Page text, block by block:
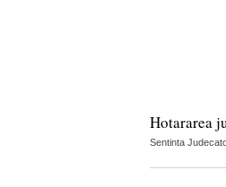
Hotararea
Sentinta